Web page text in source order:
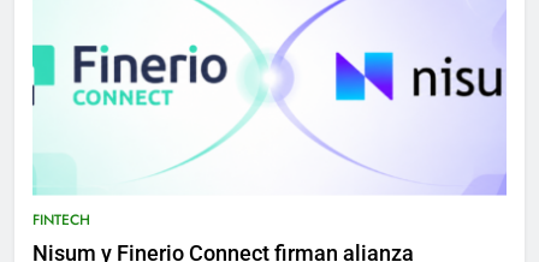
FINTECH
Nisum y Finerio Connect firman alianza